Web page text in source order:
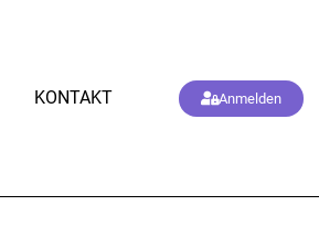
KONTAKT Anmelden